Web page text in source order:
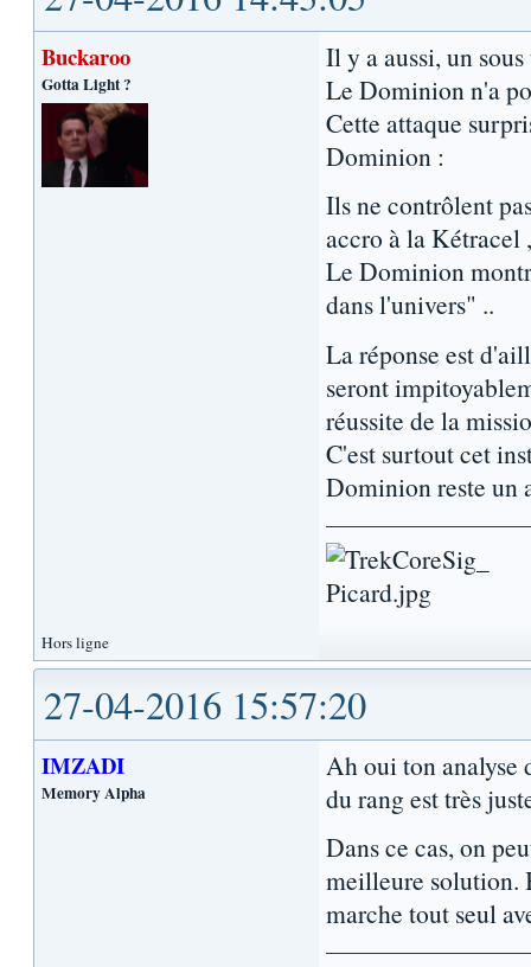
Buckaroo
Gotta Light ?
Il y a aussi, un
Le Dominion n'a
Cette attaque
Dominion :
Ils ne contrôlent
accro à la
Le Dominion
dans l'univers" ..
La réponse est
seront
réussite de la
C'est surtout cet
Dominion reste un
Hors ligne
27-04-2016 15:57:20
IMZADI
Memory Alpha
Ah oui ton analyse
du rang est très
Dans ce cas, on
meilleure solution.
marche tout seul